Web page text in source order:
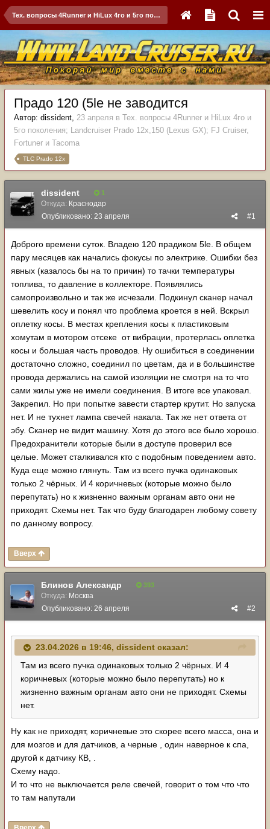
Тех. вопросы 4Runner и HiLux 4го и 5го поколения; Landсruiser Prado 12x,150 (Lexus GX); FJ Cruiser, Fortuner и Tacoma
Прадо 120 (5le не заводится
Автор: dissident, 23 апреля в Тех. вопросы 4Runner и HiLux 4го и
5го поколения; Landсruiser Prado 12x,150 (Lexus GX); FJ Cruiser,
Fortuner и Tacoma
TLC Prado 12x
dissident 1
Откуда: Краснодар
#1
Опубликовано: 23 апреля
Доброго времени суток. Владею 120 прадиком 5le. В общем
пару месяцев как начались фокусы по электрике. Ошибки без
явных (казалось бы на то причин) то тачки температуры
топлива, то давление в коллекторе. Появлялись
самопроизвольно и так же исчезали. Подкинул сканер начал
шевелить косу и понял что проблема кроется в ней. Вскрыл
оплетку косы. В местах крепления косы к пластиковым
хомутам в мотором отсеке от вибрации, протерлась оплетка
косы и большая часть проводов. Ну ошибиться в соединении
достаточно сложно, соединил по цветам, да и в большинстве
провода держались на самой изоляции не смотря на то что
сами жилы уже не имели соединения. В итоге все упаковал.
Закрепил. Но при попытке завести стартер крутит. Но запуска
нет. И не тухнет лампа свечей накала. Так же нет ответа от
эбу. Сканер не видит машину. Хотя до этого все было хорошо.
Предохранители которые были в доступе проверил все
целые. Может сталкивался кто с подобным поведением авто.
Куда еще можно глянуть. Там из всего пучка одинаковых
только 2 чёрных. И 4 коричневых (которые можно было
перепутать) но к жизненно важным органам авто они не
приходят. Схемы нет. Так что буду благодарен любому совету
по данному вопросу.
Вверх
Блинов Александр 393
Откуда: Москва
#2
Опубликовано: 26 апреля
23.04.2026 в 19:46, dissident сказал:
Там из всего пучка одинаковых только 2 чёрных. И 4
коричневых (которые можно было перепутать) но к
жизненно важным органам авто они не приходят. Схемы
нет.
Ну как не приходят, коричневые это скорее всего масса, она и
для мозгов и для датчиков, а черные , один наверное к спа,
другой к датчику КВ, .
Схему надо.
И то что не выключается реле свечей, говорит о том что что
то там напутали